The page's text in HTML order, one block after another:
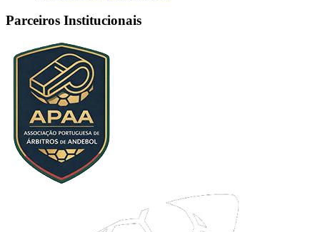
Parceiros Institucionais